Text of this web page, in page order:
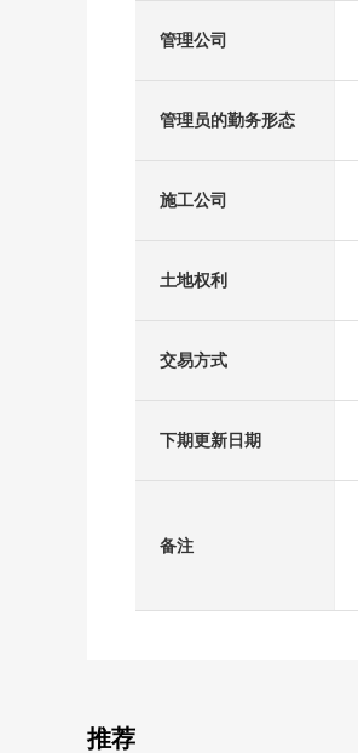
管理公司
管理员的勤务形态
施工公司
土地权利
交易方式
下期更新日期
备注
推荐